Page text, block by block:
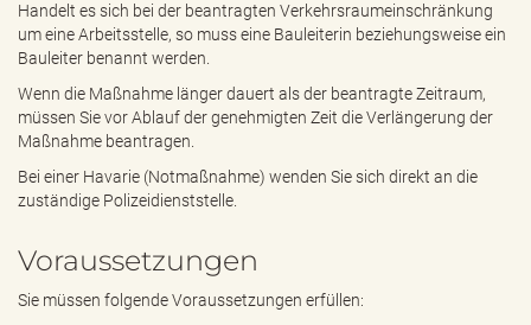
Handelt es sich bei der beantragten Verkehrsraumeinschränkung
um eine Arbeitsstelle, so muss eine Bauleiterin beziehungsweise ein
Bauleiter benannt werden.
Wenn die Maßnahme länger dauert als der beantragte Zeitraum,
müssen Sie vor Ablauf der genehmigten Zeit die Verlängerung der
Maßnahme beantragen.
Bei einer Havarie (Notmaßnahme) wenden Sie sich direkt an die
zuständige Polizeidienststelle.
Voraussetzungen
Sie müssen folgende Voraussetzungen erfüllen: